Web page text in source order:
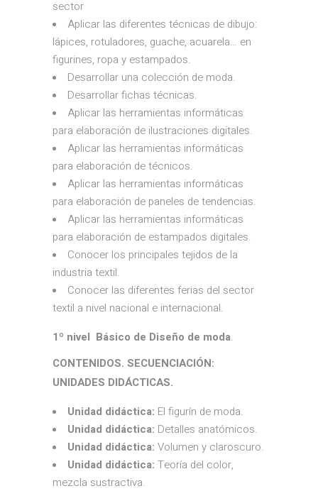
sector
Aplicar las diferentes técnicas de dibujo:
lápices, rotuladores, guache, acuarela… en
figurines, ropa y estampados.
Desarrollar una colección de moda.
Desarrollar fichas técnicas.
Aplicar las herramientas informáticas
para elaboración de ilustraciones digitales.
Aplicar las herramientas informáticas
para elaboración de técnicos.
Aplicar las herramientas informáticas
para elaboración de paneles de tendencias.
Aplicar las herramientas informáticas
para elaboración de estampados digitales.
Conocer los principales tejidos de la
industria textil.
Conocer las diferentes ferias del sector
textil a nivel nacional e internacional.
1º nivel Básico de Diseño de moda.
CONTENIDOS. SECUENCIACIÓN:
UNIDADES DIDÁCTICAS.
Unidad didáctica: El figurín de moda.
Unidad didáctica: Detalles anatómicos.
Unidad didáctica: Volumen y claroscuro.
Unidad didáctica: Teoría del color,
mezcla sustractiva.